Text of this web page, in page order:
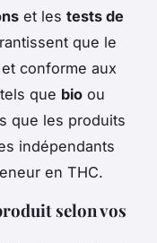
et les tests de
que le
conforme aux
que bio ou
que les produits
indépendants
en THC.
selon vos